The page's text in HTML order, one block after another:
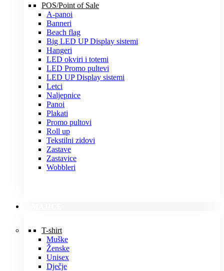
POS/Point of Sale
A-panoi
Banneri
Beach flag
Big LED UP Display sistemi
Hangeri
LED okviri i totemi
LED Promo pultevi
LED UP Display sistemi
Letci
Naljepnice
Panoi
Plakati
Promo pultovi
Roll up
Tekstilni zidovi
Zastave
Zastavice
Wobbleri
T-shirt
Muške
Ženske
Unisex
Dječje